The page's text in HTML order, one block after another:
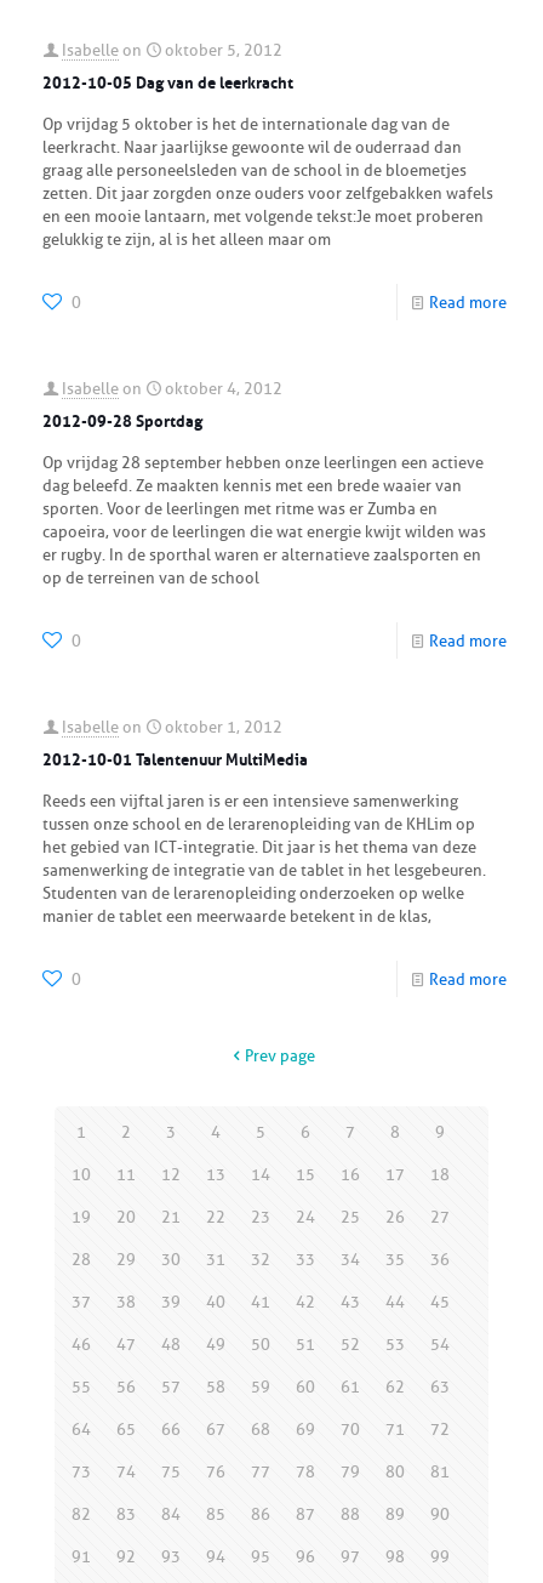
Isabelleon
oktober 5, 2012
2012-10-05 Dag van de leerkracht
Op vrijdag 5 oktober is het de internationale dag van de
leerkracht. Naar jaarlijkse gewoonte wil de ouderraad dan
graag alle personeelsleden van de school in de bloemetjes
zetten. Dit jaar zorgden onze ouders voor zelfgebakken wafels
en een mooie lantaarn, met volgende tekst:Je moet proberen
gelukkig te zijn, al is het alleen maar om
0 Read more
Isabelleon
oktober 4, 2012
2012-09-28 Sportdag
Op vrijdag 28 september hebben onze leerlingen een actieve
dag beleefd. Ze maakten kennis met een brede waaier van
sporten. Voor de leerlingen met ritme was er Zumba en
capoeira, voor de leerlingen die wat energie kwijt wilden was
er rugby. In de sporthal waren er alternatieve zaalsporten en
op de terreinen van de school
0 Read more
Isabelleon
oktober 1, 2012
2012-10-01 Talentenuur MultiMedia
Reeds een vijftal jaren is er een intensieve samenwerking
tussen onze school en de lerarenopleiding van de KHLim op
het gebied van ICT-integratie. Dit jaar is het thema van deze
samenwerking de integratie van de tablet in het lesgebeuren.
Studenten van de lerarenopleiding onderzoeken op welke
manier de tablet een meerwaarde betekent in de klas,
0 Read more
Prev page
1 2 3 4 5 6 7 8 9
10 11 12 13 14 15 16 17 18
19 20 21 22 23 24 25 26 27
28 29 30 31 32 33 34 35 36
37 38 39 40 41 42 43 44 45
46 47 48 49 50 51 52 53 54
55 56 57 58 59 60 61 62 63
64 65 66 67 68 69 70 71 72
73 74 75 76 77 78 79 80 81
82 83 84 85 86 87 88 89 90
91 92 93 94 95 96 97 98 99